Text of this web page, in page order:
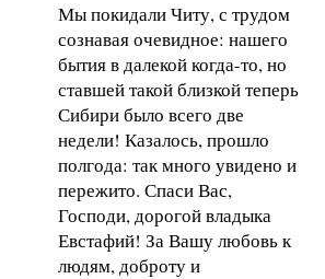
Мы покидали Читу, с трудом
сознавая очевидное: нашего
бытия в далекой когда-то, но
ставшей такой близкой теперь
Сибири было всего две
недели! Казалось, прошло
полгода: так много увидено и
пережито. Спаси Вас,
Господи, дорогой владыка
Евстафий! За Вашу любовь к
людям, доброту и